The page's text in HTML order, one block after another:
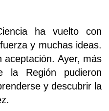
ha vuelto con
y muchas ideas.
aceptación. Ayer, más
la Región pudieron
y descubrir la